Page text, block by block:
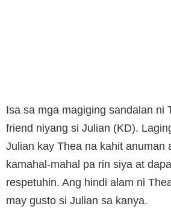
Isa sa mga magiging sandalan ni
friend niyang si Julian (KD).
Julian kay Thea na kahit anuman
kamahal-mahal pa rin siya at
respetuhin. Ang hindi alam ni
may gusto si Julian sa kanya.